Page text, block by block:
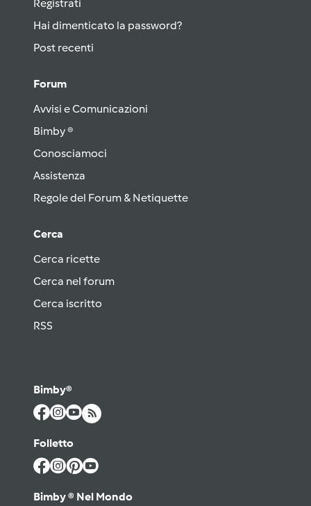
Registrati
Hai dimenticato la password?
Post recenti
Forum
Avvisi e Comunicazioni
Bimby ®
Conosciamoci
Assistenza
Regole del Forum & Netiquette
Cerca
Cerca ricette
Cerca nel forum
Cerca iscritto
RSS
Bimby®
Folletto
Bimby ® Nel Mondo